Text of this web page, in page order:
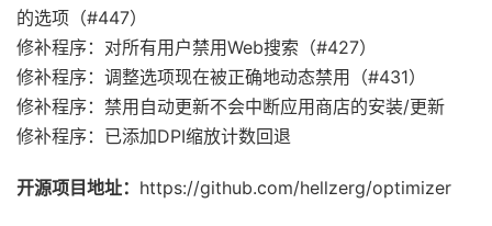
的选项（#447）
修补程序：对所有用户禁用Web搜索（#427）
修补程序：调整选项现在被正确地动态禁用（#431）
修补程序：禁用自动更新不会中断应用商店的安装/更新
修补程序：已添加DPI缩放计数回退
开源项目地址： https://github.com/hellzerg/optimizer